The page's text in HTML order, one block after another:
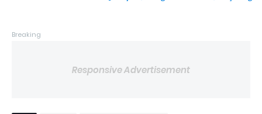
Breaking
Responsive Advertisement